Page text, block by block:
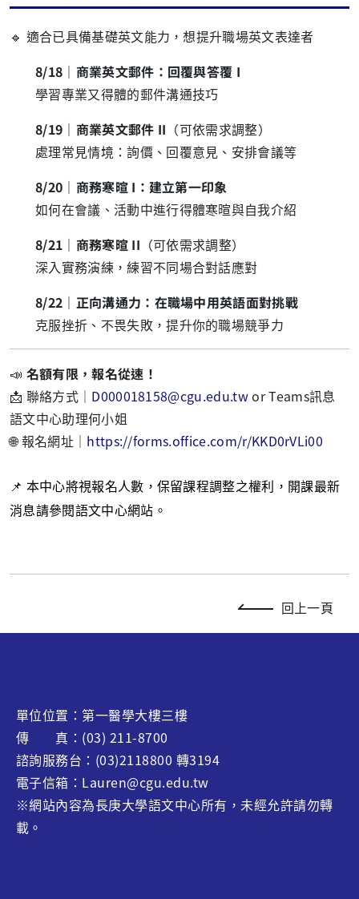
🔹 適合已具備基礎英文能力，想提升職場英文表達者
8/18｜商業英文郵件：回覆與答覆 I
學習專業又得體的郵件溝通技巧
8/19｜商業英文郵件 II （可依需求調整）
處理常見情境：詢價、回覆意見、安排會議等
8/20｜商務寒暄 I：建立第一印象
如何在會議、活動中進行得體寒暄與自我介紹
8/21｜商務寒暄 II （可依需求調整）
深入實務演練，練習不同場合對話應對
8/22｜ 正向溝通力：在職場中用英語面對挑戰
克服挫折、不畏失敗，提升你的職場競爭力
📣 名額有限，報名從速！
📩 聯絡方式｜ D000018158@cgu.edu.twor Teams訊息
語文中心助理何小姐
🌐 報名網址｜ https://forms.office.com/r/KKD0rVLi00
📌 本中心將視報名人數，保留課程調整之權利，開課最新
消息請參閱語文中心網站。
回上一頁
單位位置：第一醫學大樓三樓
傳 真：(03) 211-8700
諮詢服務台：(03)2118800 轉3194
電子信箱：Lauren@cgu.edu.tw
※網站內容為長庚大學語文中心所有，未經允許請勿轉
載。